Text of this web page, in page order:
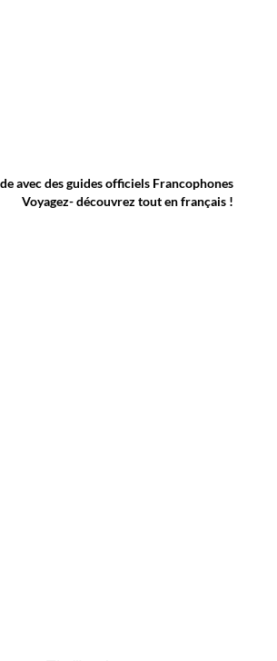
avec des guides officiels Francophones
Voyagez- découvrez tout en français !